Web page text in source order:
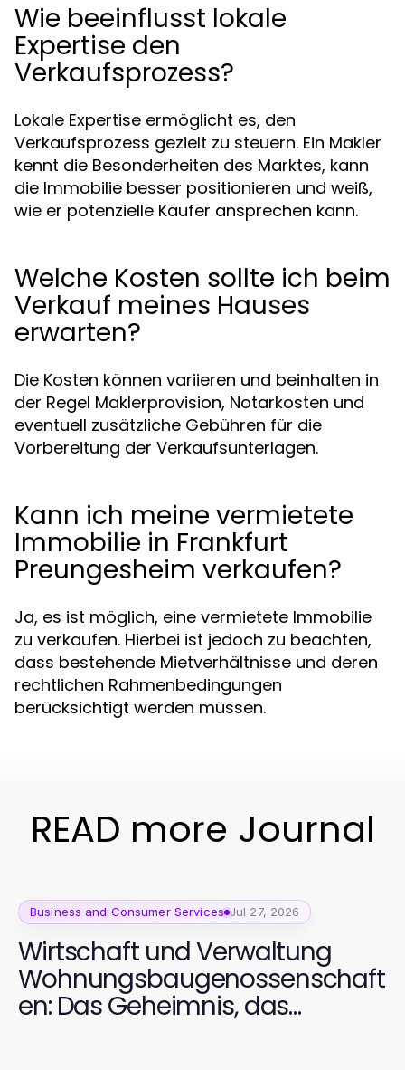
Wie beeinflusst lokale
Expertise den
Verkaufsprozess?
Lokale Expertise ermöglicht es, den
Verkaufsprozess gezielt zu steuern. Ein Makler
kennt die Besonderheiten des Marktes, kann
die Immobilie besser positionieren und weiß,
wie er potenzielle Käufer ansprechen kann.
Welche Kosten sollte ich beim
Verkauf meines Hauses
erwarten?
Die Kosten können variieren und beinhalten in
der Regel Maklerprovision, Notarkosten und
eventuell zusätzliche Gebühren für die
Vorbereitung der Verkaufsunterlagen.
Kann ich meine vermietete
Immobilie in Frankfurt
Preungesheim verkaufen?
Ja, es ist möglich, eine vermietete Immobilie
zu verkaufen. Hierbei ist jedoch zu beachten,
dass bestehende Mietverhältnisse und deren
rechtlichen Rahmenbedingungen
berücksichtigt werden müssen.
READ more Journal
Business and Consumer Services Jul 27, 2026
Wirtschaft und Verwaltung
Wohnungsbaugenossenschaft
en: Das Geheimnis, das